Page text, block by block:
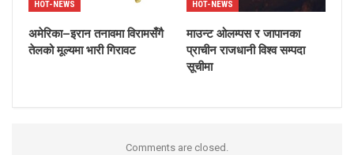
HOT-NEWS
अमेरिका–इरान तनावमा विरामसँगै
तेलको मूल्यमा भारी गिरावट
HOT-NEWS
माउन्ट ओलम्पस र जापानका
प्राचीन राजधानी विश्व सम्पदा
सूचीमा
Comments are closed.